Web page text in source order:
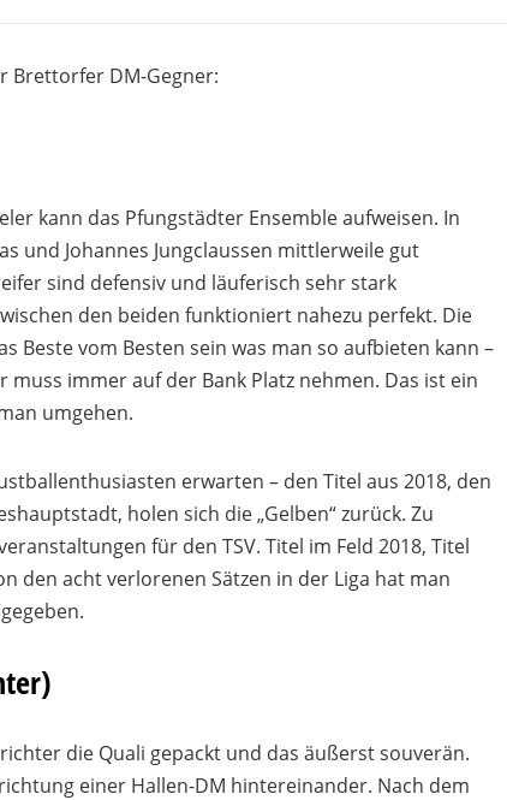
Brettorfer DM-Gegner:
kann das Pfungstädter Ensemble aufweisen. In
und Johannes Jungclaussen mittlerweile gut
sind defensiv und läuferisch sehr stark
den beiden funktioniert nahezu perfekt. Die
Beste vom Besten sein was man so aufbieten kann –
immer auf der Bank Platz nehmen. Das ist ein
umgehen.
erwarten – den Titel aus 2018, den
holen sich die „Gelben“ zurück. Zu
für den TSV. Titel im Feld 2018, Titel
den acht verlorenen Sätzen in der Liga hat man
die Quali gepackt und das äußerst souverän.
einer Hallen-DM hintereinander. Nach dem